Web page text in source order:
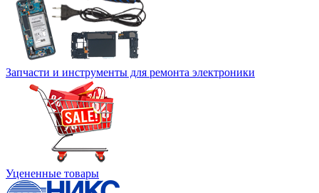
Запчасти и инструменты для ремонта электроники
Уцененные товары